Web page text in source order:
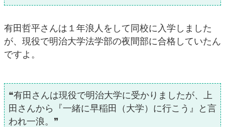
有田哲平さんは１年浪人をして同校に入学しました
が、現役で明治大学法学部の夜間部に合格していたん
ですよ。
❝有田さんは現役で明治大学に受かりましたが、上
田さんから『一緒に早稲田（大学）に行こう』と言
われ一浪。❞